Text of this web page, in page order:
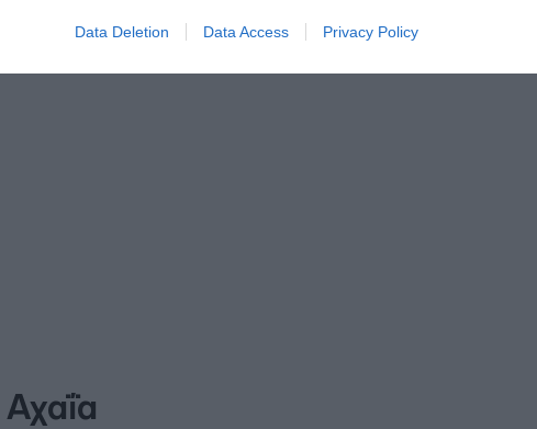
Data Deletion Data Access Privacy Policy